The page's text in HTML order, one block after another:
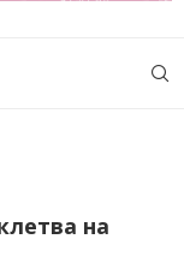
на